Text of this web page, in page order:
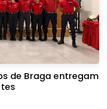
de Braga entregam